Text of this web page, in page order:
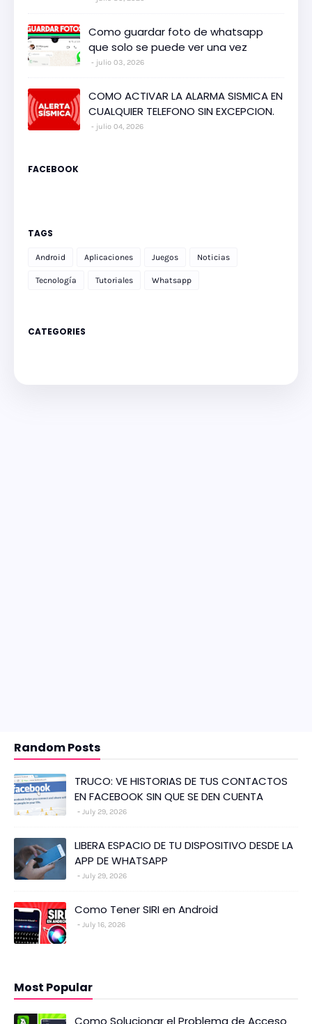
Como guardar foto de whatsapp
que solo se puede ver una vez
julio 03, 2026
COMO ACTIVAR LA ALARMA SISMICA EN
CUALQUIER TELEFONO SIN EXCEPCION.
julio 04, 2026
FACEBOOK
TAGS
Android Aplicaciones Juegos Noticias
Tecnología Tutoriales Whatsapp
CATEGORIES
Random Posts
TRUCO: VE HISTORIAS DE TUS CONTACTOS
EN FACEBOOK SIN QUE SE DEN CUENTA
July 29, 2026
LIBERA ESPACIO DE TU DISPOSITIVO DESDE LA
APP DE WHATSAPP
July 29, 2026
Como Tener SIRI en Android
July 16, 2026
Most Popular
Como Solucionar el Problema de Acceso